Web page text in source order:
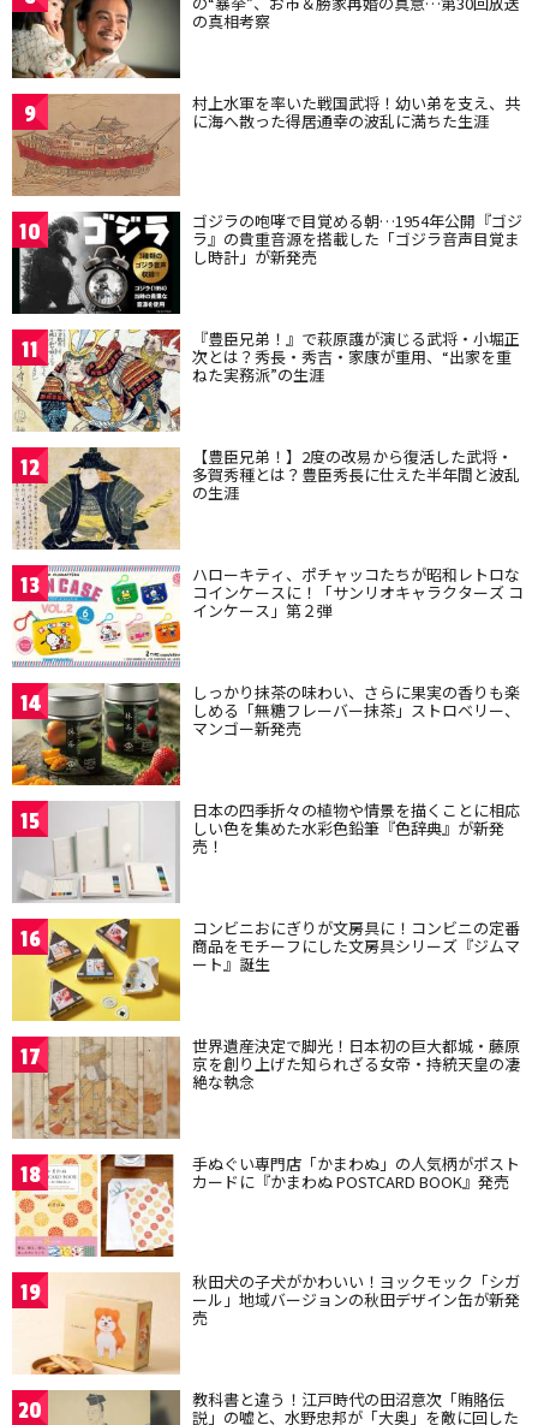
の真相考察
9 村上水軍を率いた戦国武将！幼い弟を支え、共
に海へ散った得居通幸の波乱に満ちた生涯
10 ゴジラの咆哮で目覚める朝…1954年公開『ゴジ
ラ』の貴重音源を搭載した「ゴジラ音声目覚ま
し時計」が新発売
11 『豊臣兄弟！』で萩原護が演じる武将・小堀正
次とは？秀長・秀吉・家康が重用、“出家を重
ねた実務派”の生涯
12 【豊臣兄弟！】2度の改易から復活した武将・
多賀秀種とは？豊臣秀長に仕えた半年間と波乱
の生涯
13 ハローキティ、ポチャッコたちが昭和レトロな
コインケースに！「サンリオキャラクターズ コ
インケース」第２弾
14 しっかり抹茶の味わい、さらに果実の香りも楽
しめる「無糖フレーバー抹茶」ストロベリー、
マンゴー新発売
15 日本の四季折々の植物や情景を描くことに相応
しい色を集めた水彩色鉛筆『色辞典』が新発
売！
16 コンビニおにぎりが文房具に！コンビニの定番
商品をモチーフにした文房具シリーズ『ジムマ
ート』誕生
17 世界遺産決定で脚光！日本初の巨大都城・藤原
京を創り上げた知られざる女帝・持統天皇の凄
絶な執念
18 手ぬぐい専門店「かまわぬ」の人気柄がポスト
カードに『かまわぬ POSTCARD BOOK』発売
19 秋田犬の子犬がかわいい！ヨックモック「シガ
ール」地域バージョンの秋田デザイン缶が新発
売
20 教科書と違う！江戸時代の田沼意次「賄賂伝
説」の嘘と、水野忠邦が「大奥」を敵に回した